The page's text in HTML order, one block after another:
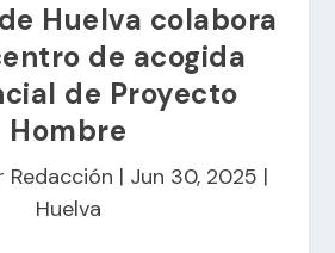
Huelva colabora
de acogida
de Proyecto
Hombre
Redacción | Jun 30, 2025 |
Huelva